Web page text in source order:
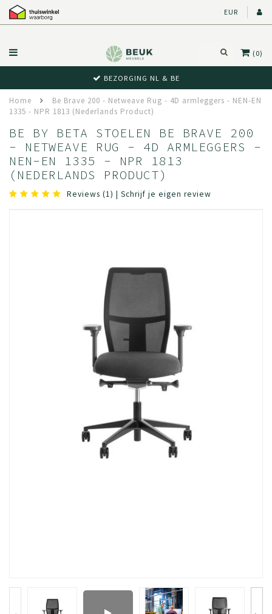
EUR
(0)
BEZORGING NL & BE
Home
Be Brave 200 - Netweave Rug - 4D armleggers - NEN-EN
1335 - NPR 1813 (Nederlands Product)
BE BY BETA STOELEN BE BRAVE 200
- NETWEAVE RUG - 4D ARMLEGGERS -
NEN-EN 1335 - NPR 1813
(NEDERLANDS PRODUCT)
Reviews (1) | Schrijf je eigen review